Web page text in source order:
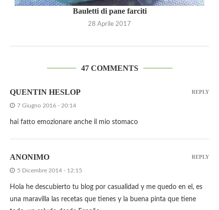
Bauletti di pane farciti
28 Aprile 2017
47 COMMENTS
QUENTIN HESLOP
7 Giugno 2016 - 20:14
hai fatto emozionare anche il mio stomaco
REPLY
ANONIMO
5 Dicembre 2014 - 12:15
Hola he descubierto tu blog por casualidad y me quedo en el, es
una maravilla las recetas que tienes y la buena pinta que tiene
REPLY